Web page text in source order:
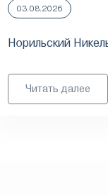
03.08.2026
Норильский
Читать далее